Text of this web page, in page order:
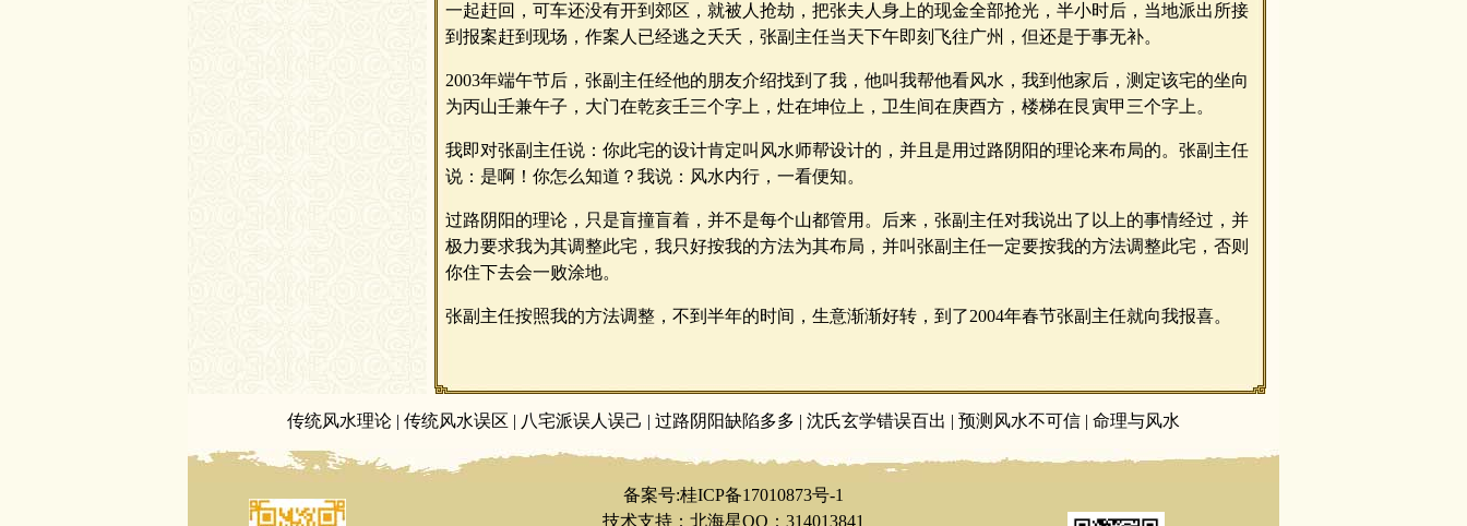
一起赶回，可车还没有开到郊区，就被人抢劫，把张夫人身上的现金全部抢光，半小时后，当地派出所接
到报案赶到现场，作案人已经逃之夭夭，张副主任当天下午即刻飞往广州，但还是于事无补。
2003年端午节后，张副主任经他的朋友介绍找到了我，他叫我帮他看风水，我到他家后，测定该宅的坐向
为丙山壬兼午子，大门在乾亥壬三个字上，灶在坤位上，卫生间在庚酉方，楼梯在艮寅甲三个字上。
我即对张副主任说：你此宅的设计肯定叫风水师帮设计的，并且是用过路阴阳的理论来布局的。张副主任
说：是啊！你怎么知道？我说：风水内行，一看便知。
过路阴阳的理论，只是盲撞盲着，并不是每个山都管用。后来，张副主任对我说出了以上的事情经过，并
极力要求我为其调整此宅，我只好按我的方法为其布局，并叫张副主任一定要按我的方法调整此宅，否则
你住下去会一败涂地。
张副主任按照我的方法调整，不到半年的时间，生意渐渐好转，到了2004年春节张副主任就向我报喜。
传统风水理论 | 传统风水误区 | 八宅派误人误己 | 过路阴阳缺陷多多 | 沈氏玄学错误百出 | 预测风水不可信 | 命理与风水
备案号:桂ICP备17010873号-1
技术支持：北海星QQ：314013841